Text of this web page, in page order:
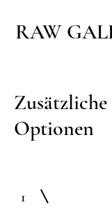
RAW
Zusätzliche
Optionen
1